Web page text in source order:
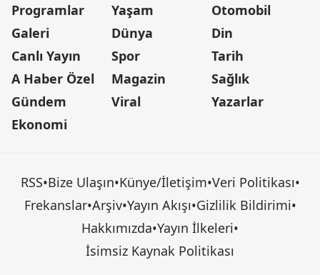
Programlar
Galeri
Canlı Yayın
A Haber Özel
Gündem
Ekonomi
Yaşam
Dünya
Spor
Magazin
Viral
Otomobil
Din
Tarih
Sağlık
Yazarlar
RSS•Bize Ulaşın•Künye/İletişim•Veri Politikası•
Frekanslar•Arşiv•Yayın Akışı•Gizlilik Bildirimi•
Hakkımızda•Yayın İlkeleri•
İsimsiz Kaynak Politikası